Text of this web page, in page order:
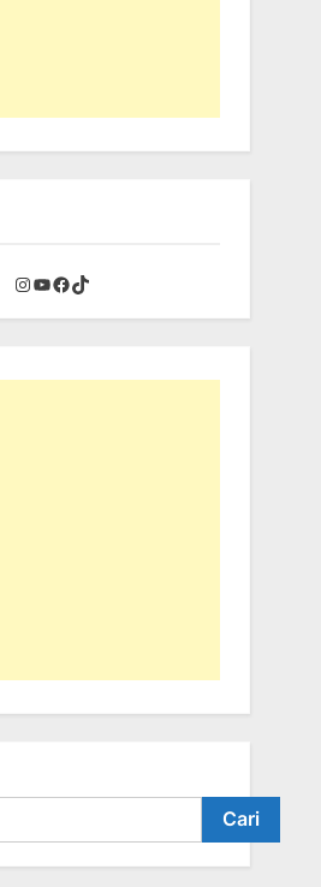
Instagram
YouTube
Facebook
TikTok
Cari